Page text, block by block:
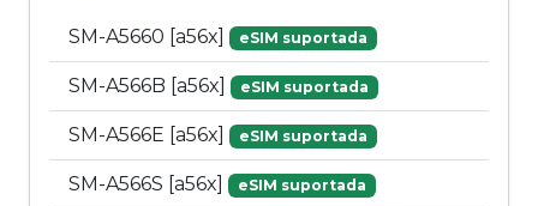
SM-A5660 [a56x] eSIM suportada
SM-A566B [a56x] eSIM suportada
SM-A566E [a56x] eSIM suportada
SM-A566S [a56x] eSIM suportada